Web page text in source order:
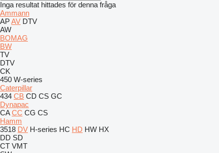
Inga resultat hittades för denna fråga
Ammann
APAV DTV
AW
BOMAG
BW
TV
DTV
CK
450 W-series
Caterpillar
434 CB CD CS GC
Dynapac
CA CC CG CS
Hamm
3518 DV H-series HC HD HW HX
DD SD
CT VMT